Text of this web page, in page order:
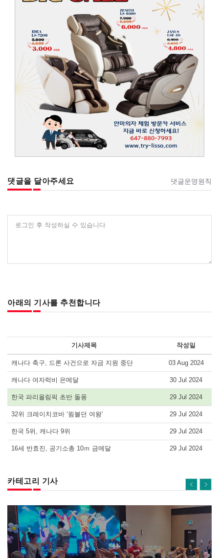
댓글을 달아주세요 댓글운영원칙
로그인 후 작성하실 수 있습니다
아래의 기사를 추천합니다
기사제목 작성일
캐나다 축구, 드론 사건으로 자금 지원 중단 03 Aug 2024
캐나다 여자럭비 은메달 30 Jul 2024
한국 파리올림픽 초반 돌풍 29 Jul 2024
32위 크레이치코바 ‘윔블던 여왕’ 29 Jul 2024
한국 5위, 캐나다 9위 29 Jul 2024
16세 반효진, 공기소총 10ｍ 금메달 29 Jul 2024
카테고리 기사